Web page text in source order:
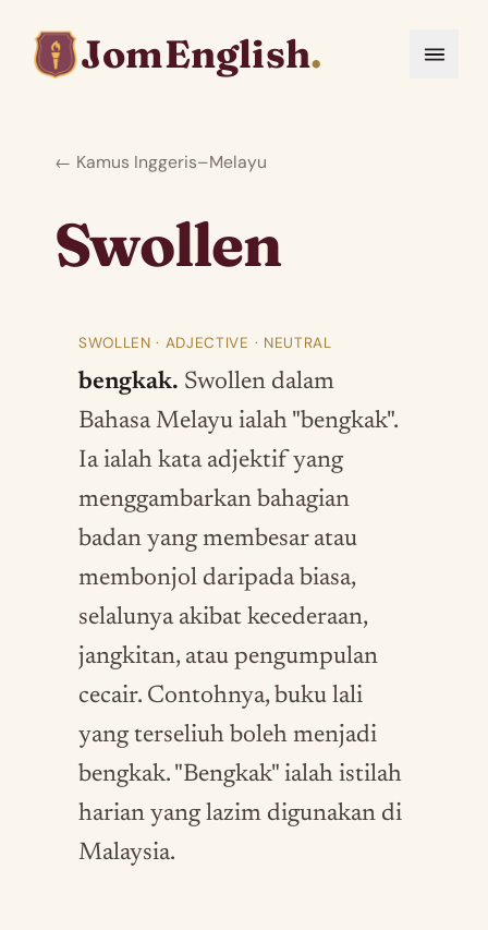
JomEnglish.
← Kamus Inggeris–Melayu
Swollen
SWOLLEN · ADJECTIVE · NEUTRAL
bengkak. Swollen dalam
Bahasa Melayu ialah "bengkak".
Ia ialah kata adjektif yang
menggambarkan bahagian
badan yang membesar atau
membonjol daripada biasa,
selalunya akibat kecederaan,
jangkitan, atau pengumpulan
cecair. Contohnya, buku lali
yang terseliuh boleh menjadi
bengkak. "Bengkak" ialah istilah
harian yang lazim digunakan di
Malaysia.